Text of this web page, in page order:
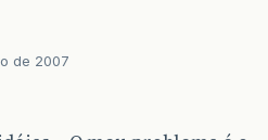
de 2007